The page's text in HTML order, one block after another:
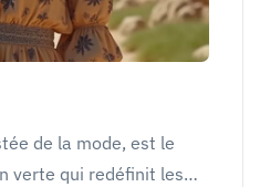
de la mode, est le
verte qui redéfinit les…